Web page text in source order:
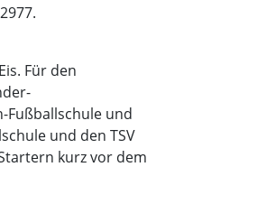
Für den
Fußballschule und
und den TSV
kurz vor dem